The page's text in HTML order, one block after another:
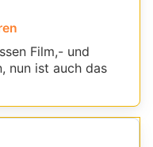
Film,- und
nun ist auch das